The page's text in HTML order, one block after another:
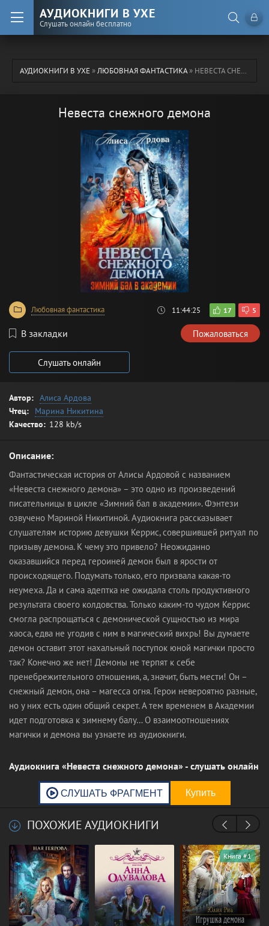
АУДИОКНИГИ В УХЕ
Слушать онлайн бесплатно
АУДИОКНИГИ В УХЕ»ЛЮБОВНАЯ ФАНТАСТИКА» НЕВЕСТА СНЕЖНОГО ДЕМОНА
Невеста снежного демона
Любовная фантастика 11:44:25 17 5
В закладки Пожаловаться
Слушать онлайн
Автор: Алиса Ардова
Чтец:
Марина Никитина
Качество: 128 kb/s
Описание:
Фантастическая история от Алисы Ардовой с названием
«Невеста снежного демона» – это одно из произведений
писательницы в цикле «Зимний бал в академии». Фэнтези
озвучено Мариной Никитиной. Аудиокнига рассказывает
слушателям историю девушки Керрис, совершившей ритуал по
призыву демона. К чему это привело? Неожиданно
оказавшийся перед героиней демон был в ярости от
происходящего. Подумать только, его призвала какая-то
неумеха. Да и сама адептка не ожидала столь продуктивного
результата своего колдовства. Только каким-то чудом Керрис
смогла распрощаться с демонической сущностью из мира
хаоса, едва не угодив с ним в магический вихрь! Вы думаете
демон оставит этот нахальный поступок юной магички просто
так? Конечно же нет! Демоны не терпят к себе
пренебрежительного отношения, а, значит, быть мести! Он –
снежный демон, она – магесса огня. Герои невероятно разные,
но у них есть один общий секрет. А тем временем в Академии
идет подготовка к зимнему балу… О взаимоотношениях
магички и демона вы узнаете из аудиокниги.
Аудиокнига «Невеста снежного демона» - слушать онлайн
ПОХОЖИЕ АУДИОКНИГИ
Книга #1